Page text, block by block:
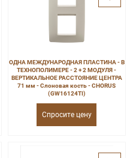
ОДНА МЕЖДУНАРОДНАЯ ПЛАСТИНА - В
ТЕХНОПОЛИМЕРЕ - 2 + 2 МОДУЛЯ -
ВЕРТИКАЛЬНОЕ РАССТОЯНИЕ ЦЕНТРА
71 мм - Слоновая кость - CHORUS
(GW16124TI)
Спросите цену